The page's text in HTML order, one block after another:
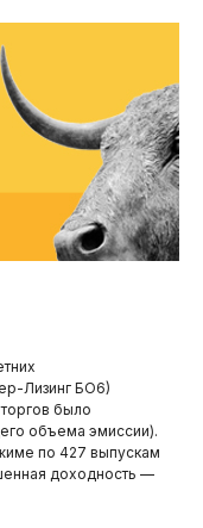
Лизинг БО6 )
было
объема эмиссии).
по 427 выпускам
доходность —